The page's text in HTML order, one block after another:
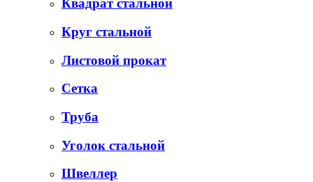
Квадрат стальной
Круг стальной
Листовой прокат
Сетка
Труба
Уголок стальной
Швеллер